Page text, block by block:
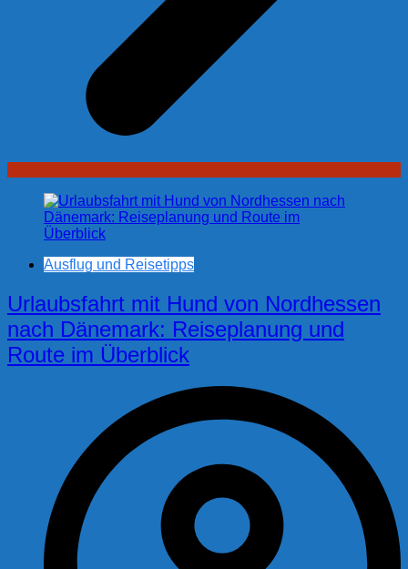
Ausflug und Reisetipps
Urlaubsfahrt mit Hund von Nordhessen
nach Dänemark: Reiseplanung und
Route im Überblick